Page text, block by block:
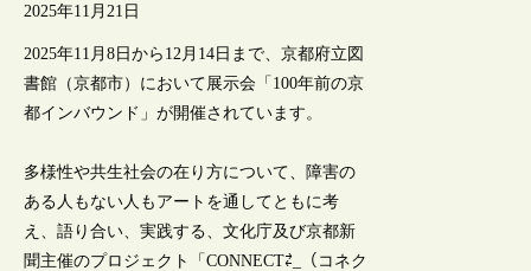
2025年11月21日
2025年11月8日から12月14日まで、京都府立図
書館（京都市）において展示会「100年前の京
都インバウンド」が開催されています。
多様性や共生社会の在り方について、障害の
ある人もない人もアートを通してともに考
え、語り合い、実践する、文化庁及び京都新
聞主催のプロジェクト「CONNECT⇄_（コネク